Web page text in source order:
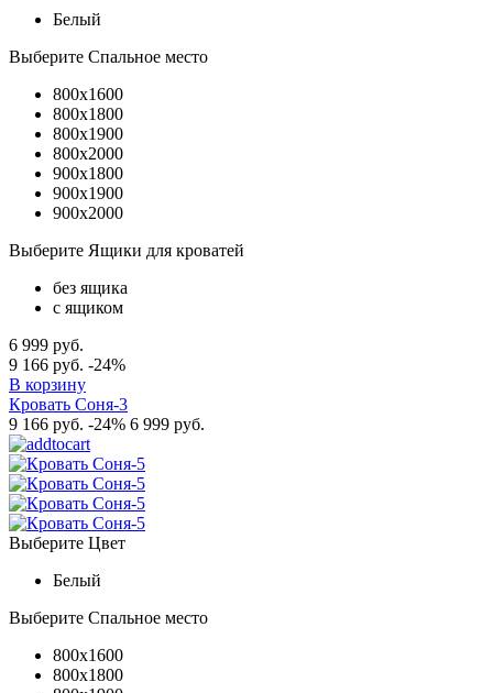
Белый
Выберите Спальное место
800x1600
800x1800
800x1900
800x2000
900x1800
900x1900
900x2000
Выберите Ящики для кроватей
без ящика
с ящиком
6 999 руб.
9 166 руб. -24%
В корзину
Кровать Соня-3
9 166 руб. -24% 6 999 руб.
Выберите Цвет
Белый
Выберите Спальное место
800x1600
800x1800